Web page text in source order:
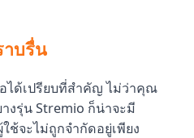
บรื่น
ได้เปรียบที่สำคัญ ไม่ว่าคุณ
งรุ่น Stremio ก็น่าจะมี
ช้จะไม่ถูกจำกัดอยู่เพียง